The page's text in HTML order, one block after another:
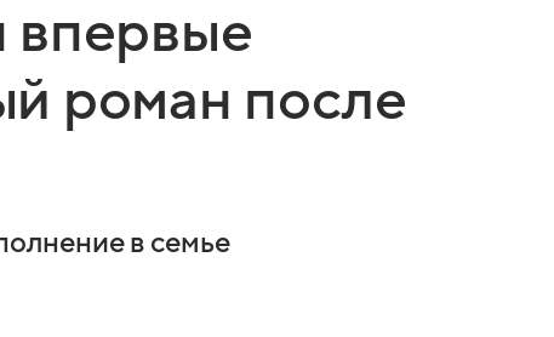
впервые
роман после
в семье